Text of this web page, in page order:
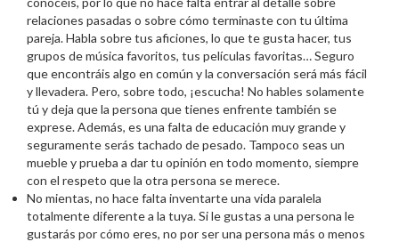
relaciones pasadas o sobre cómo terminaste con tu última
pareja. Habla sobre tus aficiones, lo que te gusta hacer, tus
grupos de música favoritos, tus películas favoritas… Seguro
que encontráis algo en común y la conversación será más fácil
y llevadera. Pero, sobre todo, ¡escucha! No hables solamente
tú y deja que la persona que tienes enfrente también se
exprese. Además, es una falta de educación muy grande y
seguramente serás tachado de pesado. Tampoco seas un
mueble y prueba a dar tu opinión en todo momento, siempre
con el respeto que la otra persona se merece.
No mientas, no hace falta inventarte una vida paralela
totalmente diferente a la tuya. Si le gustas a una persona le
gustarás por cómo eres, no por ser una persona más o menos